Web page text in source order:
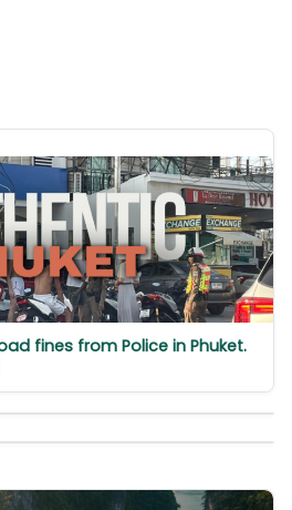
fines from Police in Phuket.